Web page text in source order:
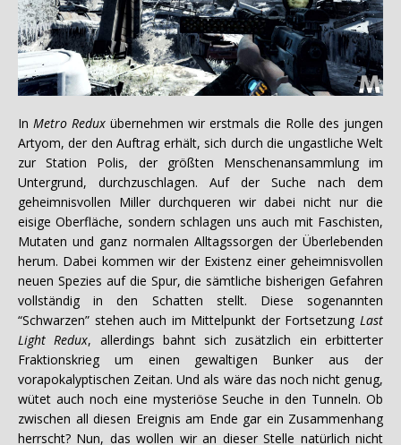
In Metro Redux übernehmen wir erstmals die Rolle des jungen
Artyom, der den Auftrag erhält, sich durch die ungastliche Welt
zur Station Polis, der größten Menschenansammlung im
Untergrund, durchzuschlagen. Auf der Suche nach dem
geheimnisvollen Miller durchqueren wir dabei nicht nur die
eisige Oberfläche, sondern schlagen uns auch mit Faschisten,
Mutaten und ganz normalen Alltagssorgen der Überlebenden
herum. Dabei kommen wir der Existenz einer geheimnisvollen
neuen Spezies auf die Spur, die sämtliche bisherigen Gefahren
vollständig in den Schatten stellt. Diese sogenannten
“Schwarzen” stehen auch im Mittelpunkt der Fortsetzung Last
Light Redux, allerdings bahnt sich zusätzlich ein erbitterter
Fraktionskrieg um einen gewaltigen Bunker aus der
vorapokalyptischen Zeitan. Und als wäre das noch nicht genug,
wütet auch noch eine mysteriöse Seuche in den Tunneln. Ob
zwischen all diesen Ereignis am Ende gar ein Zusammenhang
herrscht? Nun, das wollen wir an dieser Stelle natürlich nicht